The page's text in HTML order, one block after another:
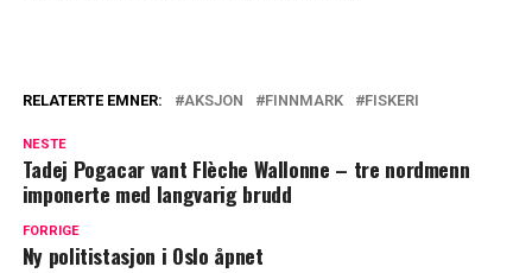
RELATERTE EMNER: AKSJON FINNMARK FISKERI
NESTE
Tadej Pogacar vant Flèche Wallonne – tre nordmenn
imponerte med langvarig brudd
FORRIGE
Ny politistasjon i Oslo åpnet